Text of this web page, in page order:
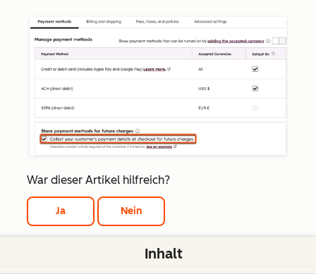
War dieser Artikel hilfreich?
Ja Nein
Dieses Formular wird nur verwendet, um Feedback zur
Inhalt